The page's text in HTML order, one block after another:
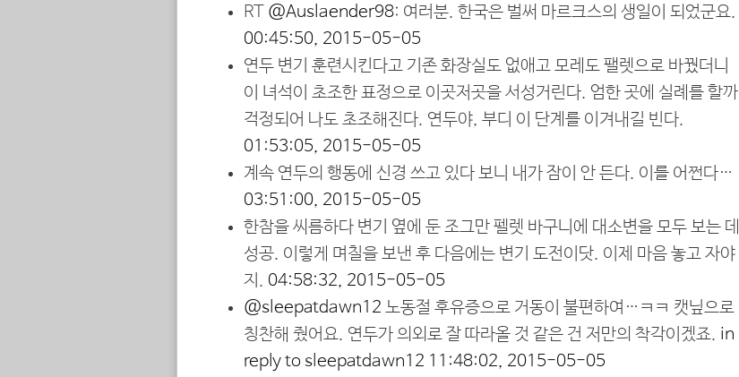
RT @Auslaender98: 여러분. 한국은 벌써 마르크스의 생일이 되었군요.
00:45:50, 2015-05-05
연두 변기 훈련시킨다고 기존 화장실도 없애고 모레도 팰렛으로 바꿨더니
이 녀석이 초조한 표정으로 이곳저곳을 서성거린다. 엄한 곳에 실례를 할까
걱정되어 나도 초조해진다. 연두야, 부디 이 단계를 이겨내길 빈다.
01:53:05, 2015-05-05
계속 연두의 행동에 신경 쓰고 있다 보니 내가 잠이 안 든다. 이를 어쩐다…
03:51:00, 2015-05-05
한참을 씨름하다 변기 옆에 둔 조그만 펠렛 바구니에 대소변을 모두 보는 데
성공. 이렇게 며칠을 보낸 후 다음에는 변기 도전이닷. 이제 마음 놓고 자야
지. 04:58:32, 2015-05-05
@sleepatdawn12 노동절 후유증으로 거동이 불편하여…ㅋㅋ 캣닢으로
칭찬해 줬어요. 연두가 의외로 잘 따라올 것 같은 건 저만의 착각이겠죠. in
reply to sleepatdawn12 11:48:02, 2015-05-05